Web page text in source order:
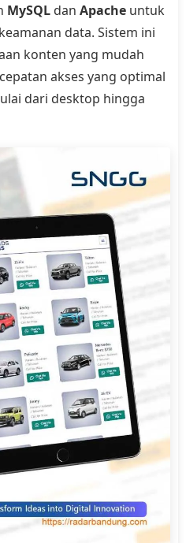
MySQL dan Apache untuk
data. Sistem ini
konten yang mudah
akses yang optimal
dari desktop hingga